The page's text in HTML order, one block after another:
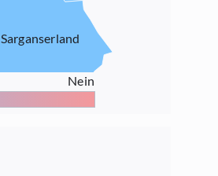
Sarganserland
Nein